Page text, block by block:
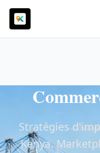
Stratégies
Kenya.